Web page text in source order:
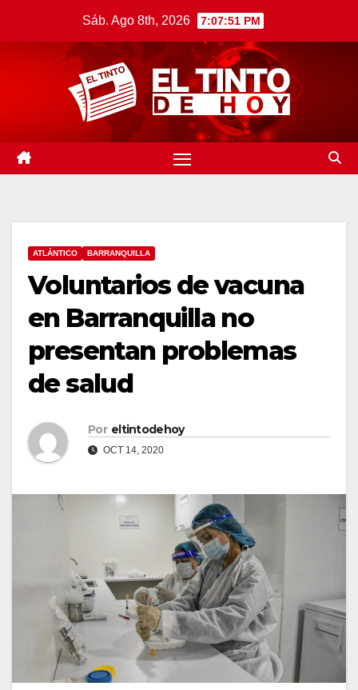
Sáb. Ago 8th, 2026 7:07:52 PM
ATLÁNTICO BARRANQUILLA
Voluntarios de vacuna
en Barranquilla no
presentan problemas
de salud
Por eltintodehoy
OCT 14, 2020